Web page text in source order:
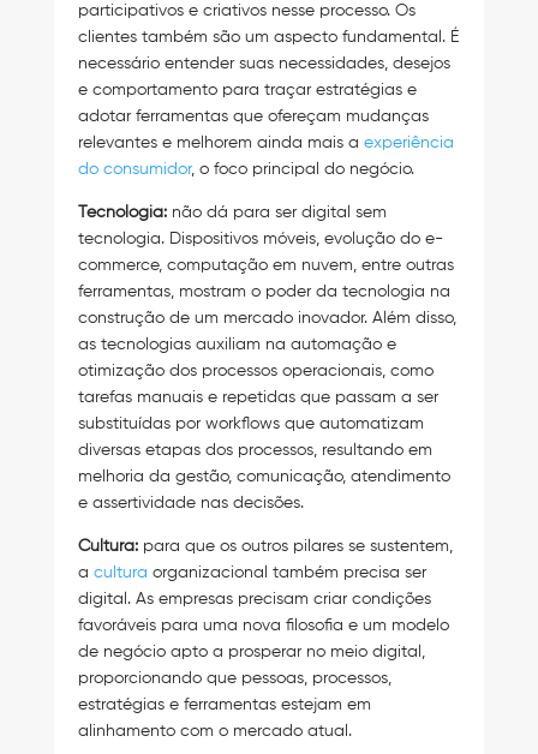
participativos e criativos nesse processo. Os
clientes também são um aspecto fundamental. É
necessário entender suas necessidades, desejos
e comportamento para traçar estratégias e
adotar ferramentas que ofereçam mudanças
relevantes e melhorem ainda mais a experiência
do consumidor, o foco principal do negócio.
Tecnologia: não dá para ser digital sem
tecnologia. Dispositivos móveis, evolução do e-
commerce, computação em nuvem, entre outras
ferramentas, mostram o poder da tecnologia na
construção de um mercado inovador. Além disso,
as tecnologias auxiliam na automação e
otimização dos processos operacionais, como
tarefas manuais e repetidas que passam a ser
substituídas por workflows que automatizam
diversas etapas dos processos, resultando em
melhoria da gestão, comunicação, atendimento
e assertividade nas decisões.
Cultura: para que os outros pilares se sustentem,
a cultura organizacional também precisa ser
digital. As empresas precisam criar condições
favoráveis para uma nova filosofia e um modelo
de negócio apto a prosperar no meio digital,
proporcionando que pessoas, processos,
estratégias e ferramentas estejam em
alinhamento com o mercado atual.